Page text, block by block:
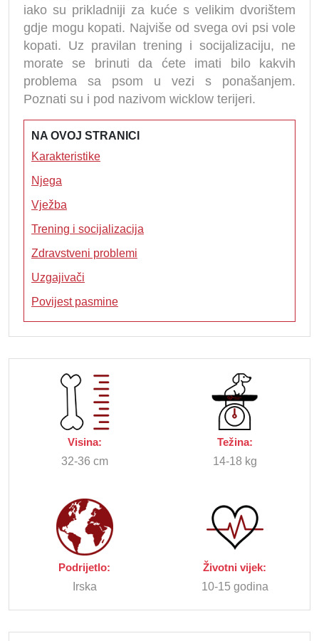
iako su prikladniji za kuće s velikim dvorištem
gdje mogu kopati. Najviše od svega ovi psi vole
kopati. Uz pravilan trening i socijalizaciju, ne
morate se brinuti da ćete imati bilo kakvih
problema sa psom u vezi s ponašanjem.
Poznati su i pod nazivom wicklow terijeri.
NA OVOJ STRANICI
Karakteristike
Njega
Vježba
Trening i socijalizacija
Zdravstveni problemi
Uzgajivači
Povijest pasmine
Visina:
32-36 cm
Težina:
14-18 kg
Podrijetlo:
Irska
Životni vijek:
10-15 godina